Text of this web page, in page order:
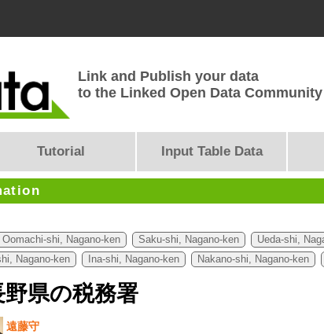
Link and Publish your data
to the Linked Open Data Community
Tutorial Input Table Data
Oomachi-shi, Nagano-ken Saku-shi, Nagano-ken Ueda-shi,
Nagano-ken Ina-shi, Nagano-ken Nakano-shi, Nagano-ken
野県の税務署
遠藤守